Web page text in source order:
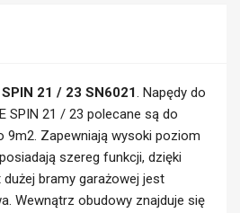
SPIN 21 / 23 SN6021. Napędy do
SPIN 21 / 23 polecane są do
9m2. Zapewniają wysoki poziom
szereg funkcji, dzięki
bramy garażowej jest
Wewnątrz obudowy znajduje się